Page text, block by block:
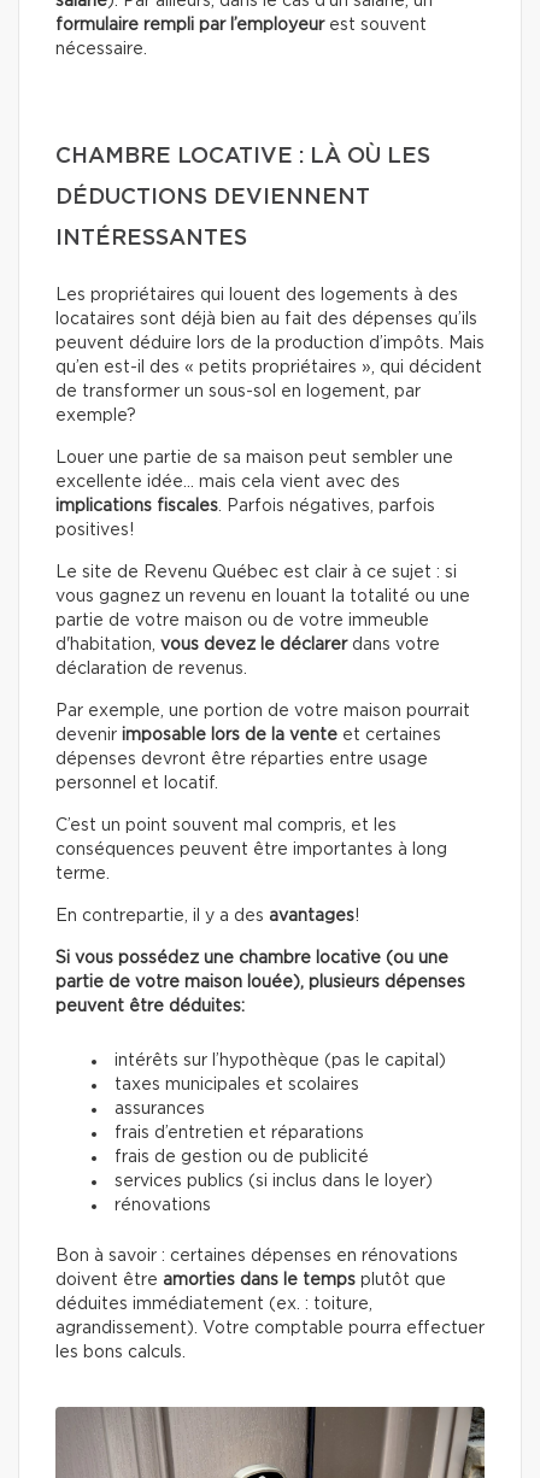
formulaire rempli par l’employeur est souvent
nécessaire.
CHAMBRE LOCATIVE : LÀ OÙ LES
DÉDUCTIONS DEVIENNENT
INTÉRESSANTES
Les propriétaires qui louent des logements à des
locataires sont déjà bien au fait des dépenses qu’ils
peuvent déduire lors de la production d’impôts. Mais
qu’en est-il des « petits propriétaires », qui décident
de transformer un sous-sol en logement, par
exemple?
Louer une partie de sa maison peut sembler une
excellente idée… mais cela vient avec des
implications fiscales. Parfois négatives, parfois
positives!
Le site de Revenu Québec est clair à ce sujet : si
vous gagnez un revenu en louant la totalité ou une
partie de votre maison ou de votre immeuble
d'habitation, vous devez le déclarerdans votre
déclaration de revenus.
Par exemple, une portion de votre maison pourrait
devenir imposable lors de la vente et certaines
dépenses devront être réparties entre usage
personnel et locatif.
C’est un point souvent mal compris, et les
conséquences peuvent être importantes à long
terme.
En contrepartie, il y a des avantages!
Si vous possédez une chambre locative (ou une
partie de votre maison louée), plusieurs dépenses
peuvent être déduites:
intérêts sur l’hypothèque (pas le capital)
taxes municipales et scolaires
assurances
frais d’entretien et réparations
frais de gestion ou de publicité
services publics (si inclus dans le loyer)
rénovations
Bon à savoir : certaines dépenses en rénovations
doivent être amorties dans le temps plutôt que
déduites immédiatement (ex. : toiture,
agrandissement). Votre comptable pourra effectuer
les bons calculs.